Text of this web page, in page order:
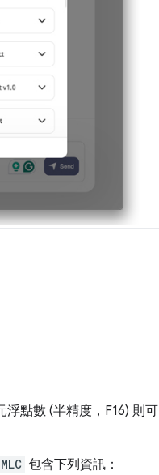
浮點數 (半精度，F16) 則可
包含下列資訊：